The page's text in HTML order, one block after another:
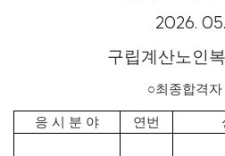
2026.
구립계산노인
○최종합격
응 시 분 야 연번